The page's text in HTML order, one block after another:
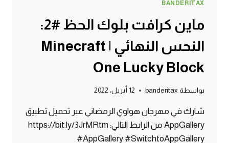
BANDERITAX
ماين كرافت بلوك الحظ #2:
النحس النهائي | Minecraft
One Lucky Block
بواسطة banderitax 12 أبريل، 2022
شارك في مهرجان هواوي الرمضاني عبر تحميل تطبيق
AppGallery من الرابط التالي: https://bit.ly/3JrMRtm
#AppGallery #SwitchtoAppGallery